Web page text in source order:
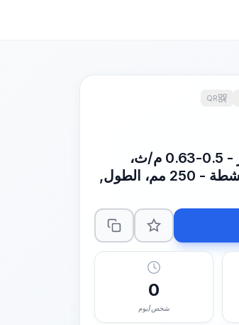
QR
ناقل مكشطة، سرعة حركة سلسلة الجر - 0.5-0.63 م/ث،
عرض المكشطة - 800 مم، ارتفاع المكشطة - 250 مم، الطول,
0
شخص/يوم